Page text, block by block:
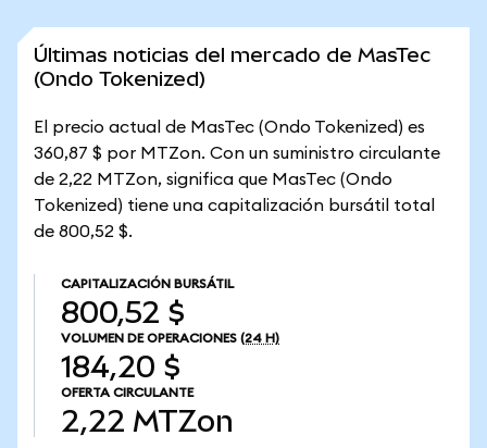
Últimas noticias del mercado de MasTec
(Ondo Tokenized)
El precio actual de MasTec (Ondo Tokenized) es
360,87 $ por MTZon. Con un suministro circulante
de 2,22 MTZon, significa que MasTec (Ondo
Tokenized) tiene una capitalización bursátil total
de 800,52 $.
CAPITALIZACIÓN BURSÁTIL
800,52 $
VOLUMEN DE OPERACIONES (24 H)
184,20 $
OFERTA CIRCULANTE
2,22 MTZon